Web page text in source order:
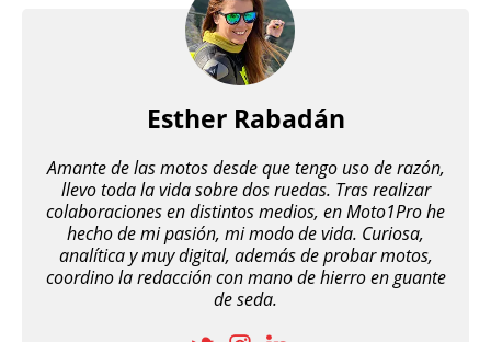
Esther Rabadán
Amante de las motos desde que tengo uso de razón,
llevo toda la vida sobre dos ruedas. Tras realizar
colaboraciones en distintos medios, en Moto1Pro he
hecho de mi pasión, mi modo de vida. Curiosa,
analítica y muy digital, además de probar motos,
coordino la redacción con mano de hierro en guante
de seda.